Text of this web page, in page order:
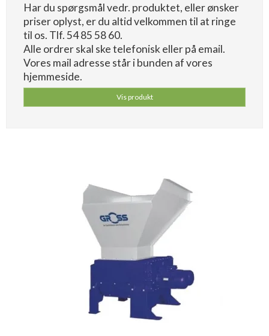
Har du spørgsmål vedr. produktet, eller ønsker
priser oplyst, er du altid velkommen til at ringe
til os. Tlf. 54 85 58 60.
Alle ordrer skal ske telefonisk eller på email.
Vores mail adresse står i bunden af vores
hjemmeside.
Vis produkt